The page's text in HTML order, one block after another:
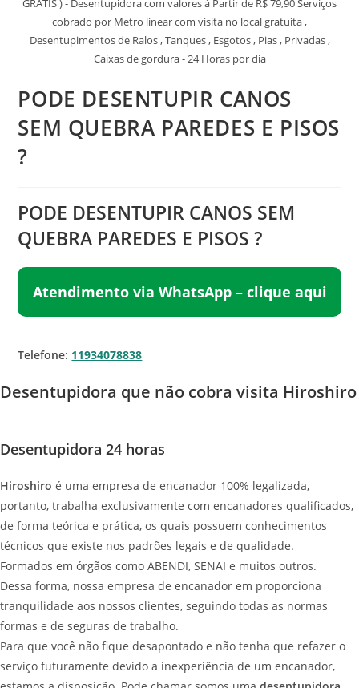
GRATIS ) - Desentupidora com valores á Partir de R$ 79,90 Serviços
cobrado por Metro linear com visita no local gratuita ,
Desentupimentos de Ralos , Tanques , Esgotos , Pias , Privadas ,
Caixas de gordura - 24 Horas por dia
PODE DESENTUPIR CANOS
SEM QUEBRA PAREDES E PISOS
?
PODE DESENTUPIR CANOS SEM
QUEBRA PAREDES E PISOS ?
Atendimento via WhatsApp – clique aqui
Telefone: 11934078838
Desentupidora que não cobra visita Hiroshiro
Desentupidora 24 horas
Hiroshiro é uma empresa de encanador 100% legalizada,
portanto, trabalha exclusivamente com encanadores qualificados,
de forma teórica e prática, os quais possuem conhecimentos
técnicos que existe nos padrões legais e de qualidade.
Formados em órgãos como ABENDI, SENAI e muitos outros.
Dessa forma, nossa empresa de encanador em proporciona
tranquilidade aos nossos clientes, seguindo todas as normas
formas e de seguras de trabalho.
Para que você não fique desapontado e não tenha que refazer o
serviço futuramente devido a inexperiência de um encanador,